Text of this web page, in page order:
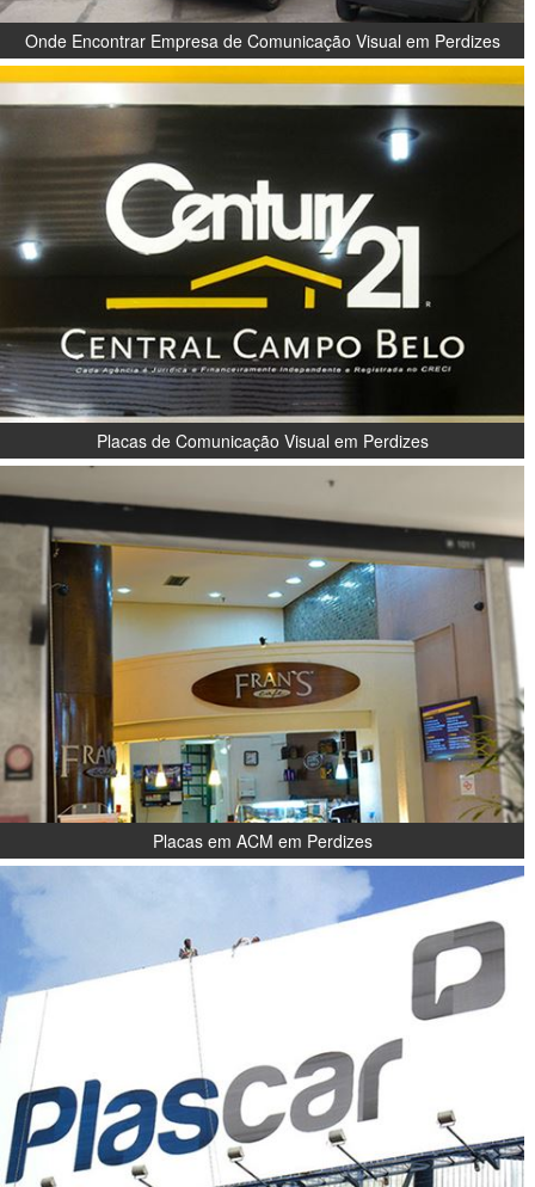
Onde Encontrar Empresa de Comunicação Visual em Perdizes
Placas de Comunicação Visual em Perdizes
Placas em ACM em Perdizes